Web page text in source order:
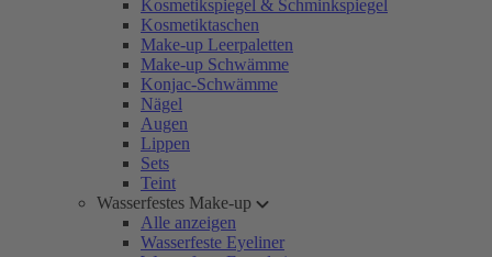
Kosmetikspiegel & Schminkspiegel
Kosmetiktaschen
Make-up Leerpaletten
Make-up Schwämme
Konjac-Schwämme
Nägel
Augen
Lippen
Sets
Teint
Wasserfestes Make-up
Alle anzeigen
Wasserfeste Eyeliner